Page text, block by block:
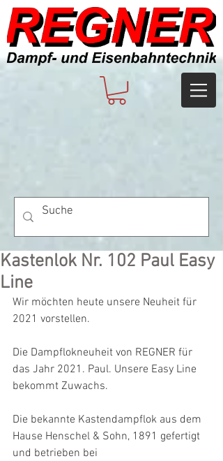
Kastenlok Nr. 102 Paul Easy
Line
Wir möchten heute unsere Neuheit für
2021 vorstellen.
Die Dampflokneuheit von REGNER für
das Jahr 2021. Paul. Unsere Easy Line
bekommt Zuwachs.
Die bekannte Kastendampflok aus dem
Hause Henschel & Sohn, 1891 gefertigt
und betrieben bei